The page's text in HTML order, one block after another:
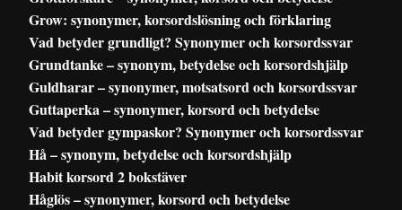
Grow: synonymer, korsordslösning och förklaring
Vad betyder grundligt? Synonymer och korsordssvar
Grundtanke – synonym, betydelse och korsordshjälp
Guldharar – synonymer, motsatsord och korsordssvar
Guttaperka – synonymer, korsord och betydelse
Vad betyder gympaskor? Synonymer och korsordssvar
Hå – synonym, betydelse och korsordshjälp
Habit korsord 2 bokstäver
Håglös – synonymer, korsord och betydelse